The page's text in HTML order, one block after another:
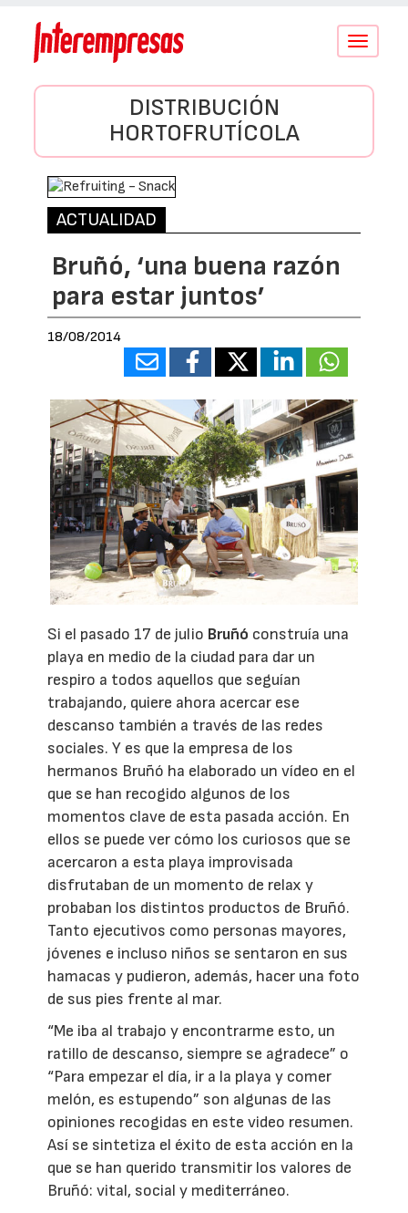
Conmutar
DISTRIBUCIÓN
HORTOFRUTÍCOLA
ACTUALIDAD
Bruñó, ‘una buena razón
para estar juntos’
18/08/2014
Si el pasado 17 de julio Bruñó construía una
playa en medio de la ciudad para dar un
respiro a todos aquellos que seguían
trabajando, quiere ahora acercar ese
descanso también a través de las redes
sociales. Y es que la empresa de los
hermanos Bruñó ha elaborado un vídeo en el
que se han recogido algunos de los
momentos clave de esta pasada acción. En
ellos se puede ver cómo los curiosos que se
acercaron a esta playa improvisada
disfrutaban de un momento de relax y
probaban los distintos productos de Bruñó.
Tanto ejecutivos como personas mayores,
jóvenes e incluso niños se sentaron en sus
hamacas y pudieron, además, hacer una foto
de sus pies frente al mar.
“Me iba al trabajo y encontrarme esto, un
ratillo de descanso, siempre se agradece” o
“Para empezar el día, ir a la playa y comer
melón, es estupendo” son algunas de las
opiniones recogidas en este video resumen.
Así se sintetiza el éxito de esta acción en la
que se han querido transmitir los valores de
Bruñó: vital, social y mediterráneo.